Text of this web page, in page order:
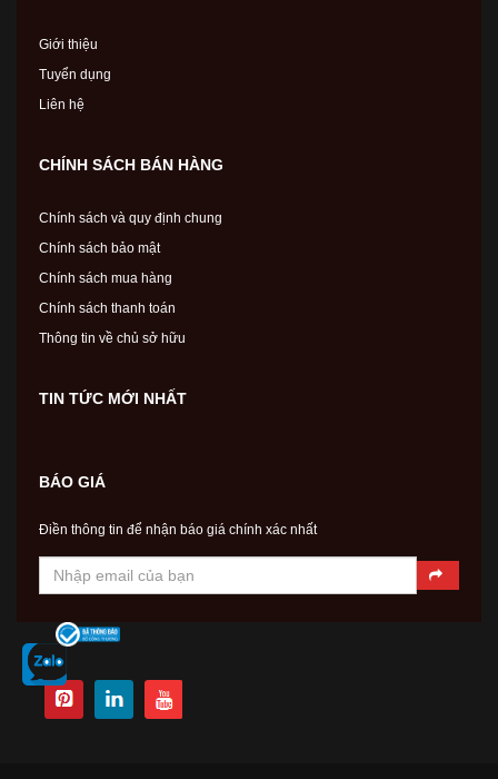
Giới thiệu
Tuyển dụng
Liên hệ
CHÍNH SÁCH BÁN HÀNG
Chính sách và quy định chung
Chính sách bảo mật
Chính sách mua hàng
Chính sách thanh toán
Thông tin về chủ sở hữu
TIN TỨC MỚI NHẤT
BÁO GIÁ
Điền thông tin để nhận báo giá chính xác nhất